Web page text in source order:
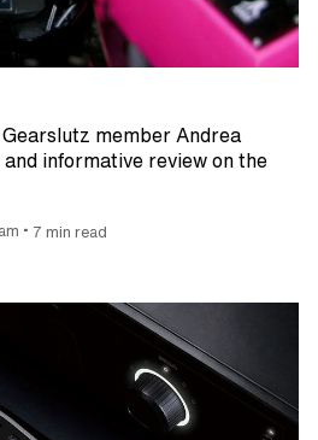
member Andrea
informative review on the
• 7 min read